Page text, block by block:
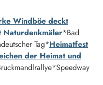
Windböe deckt
Naturdenkmäler*Bad
Tag*Heimatfest
der Heimat und